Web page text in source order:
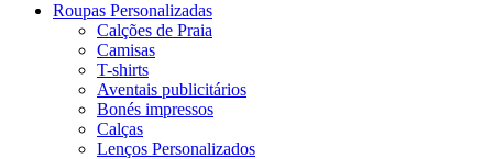
Roupas Personalizadas
Calções de Praia
Camisas
T-shirts
Aventais publicitários
Bonés impressos
Calças
Lenços Personalizados